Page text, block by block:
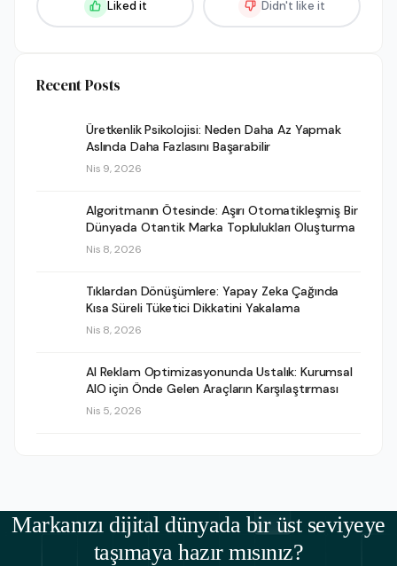
Liked it Didn't like it
Recent Posts
Üretkenlik Psikolojisi: Neden Daha Az Yapmak
Aslında Daha Fazlasını Başarabilir
Nis 9, 2026
Algoritmanın Ötesinde: Aşırı Otomatikleşmiş Bir
Dünyada Otantik Marka Toplulukları Oluşturma
Nis 8, 2026
Tıklardan Dönüşümlere: Yapay Zeka Çağında
Kısa Süreli Tüketici Dikkatini Yakalama
Nis 8, 2026
AI Reklam Optimizasyonunda Ustalık: Kurumsal
AIO için Önde Gelen Araçların Karşılaştırması
Nis 5, 2026
Markanızı dijital dünyada bir üst seviyeye
taşımaya hazır mısınız?